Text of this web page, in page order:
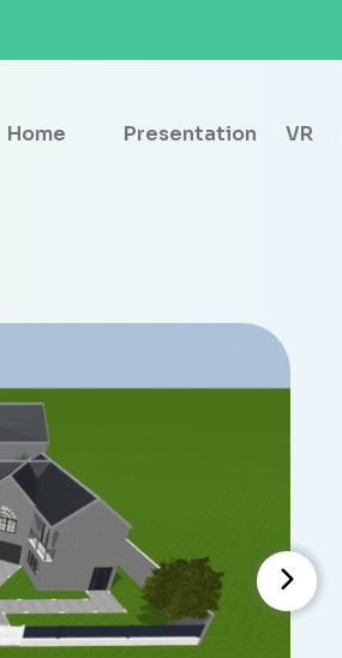
Home Presentation VR